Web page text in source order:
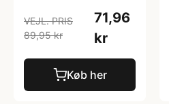
VEJL. PRIS
89,95 kr
71,96
kr
Køb her